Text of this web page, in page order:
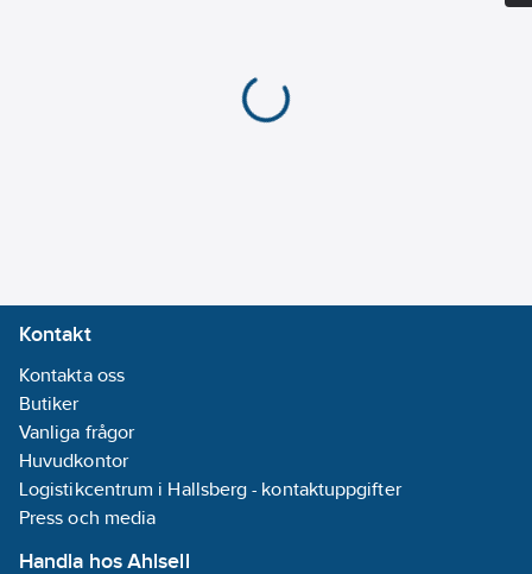
Kontakt
Kontakta oss
Butiker
Vanliga frågor
Huvudkontor
Logistikcentrum i Hallsberg - kontaktuppgifter
Press och media
Handla hos Ahlsell